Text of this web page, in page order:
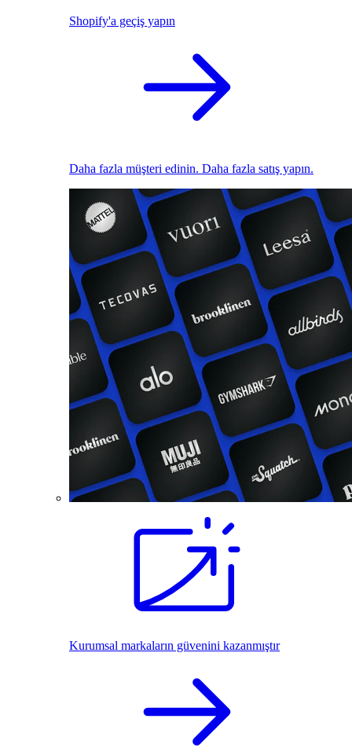
Shopify'a geçiş yapın
Daha fazla müşteri edinin. Daha fazla satış yapın.
Kurumsal markaların güvenini kazanmıştır